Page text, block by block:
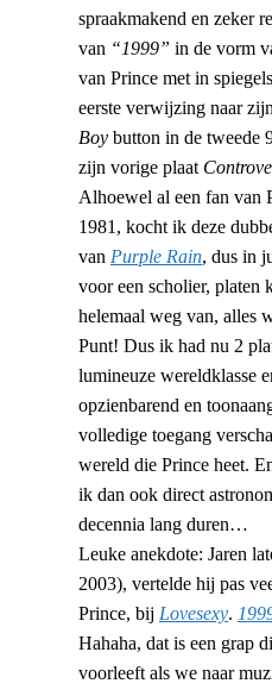
spraakmakend en zeker
van “1999” in de vorm
van Prince met in
eerste verwijzing naar
Boy button in de tweede
zijn vorige plaat
Alhoewel al een fan van
1981, kocht ik deze
van Purple Rain, dus in
voor een scholier, platen
helemaal weg van, alles
Punt! Dus ik had nu 2
lumineuze wereldklasse
opzienbarend en
volledige toegang
wereld die Prince heet.
ik dan ook direct
decennia lang duren…
Leuke anekdote: Jaren
2003), vertelde hij pas
Prince, bij Lovesexy.
Hahaha, dat is een grap
voorleeft als we naar